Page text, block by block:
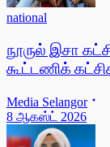
national
நூருல் இசா
கூட்டணிக்
Media Selangor
8 ஆகஸ்ட் 2026